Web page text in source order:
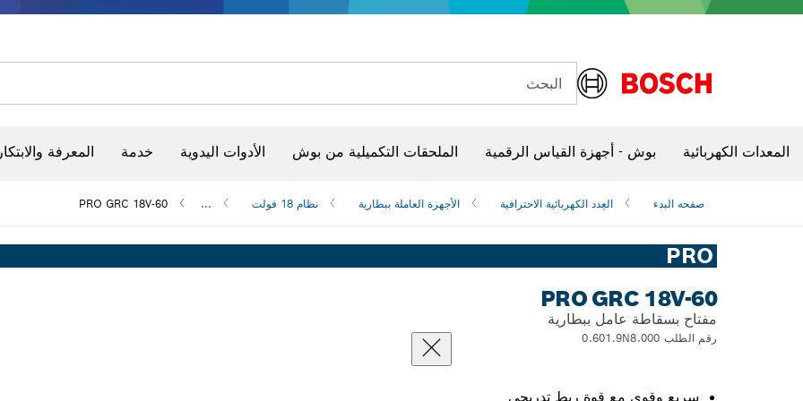
البحث
المعدات الكهربائية بوش - أجهزة القياس الرقمية الملحقات التكميلية من بوش الأدوات اليدوية خدمة المعرفة والابتكار
صفحه البدء العِدد الكهربائية الاحترافية الأجهزة العاملة ببطارية نظام 18 فولت ...
PRO GRC 18V-60
PRO
PRO GRC 18V-60
مفتاح بسقاطة عامل ببطارية
رقم الطلب 0.601.9N8.000
سريع وقوي مع قوة ربط تدريجي